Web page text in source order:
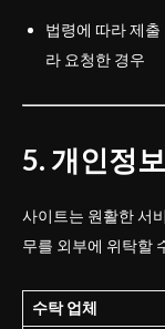
법령에 따라 제
라 요청한 경우
5. 개인정
사이트는 원활한 서
무를 외부에 위탁할
수탁 업체